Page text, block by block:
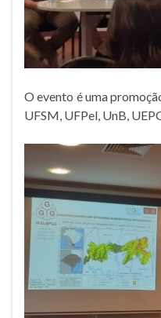
O evento é uma
UFSM, UFPel, UnB,